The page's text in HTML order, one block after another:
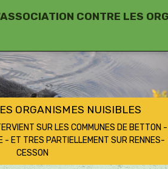
CONTRE LES
ORGANISMES NUISIBLES
SUR LES COMMUNES DE BETTON -
- ET TRES PARTIELLEMENT SUR RENNES-
CESSON